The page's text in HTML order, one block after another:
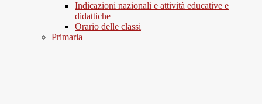
Indicazioni nazionali e attività educative e
didattiche
Orario delle classi
Primaria